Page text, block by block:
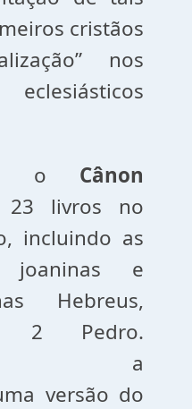
cristãos
nos
o Cânon
23 livros no
incluindo as
joaninas e
Hebreus,
Pedro.
a
versão do